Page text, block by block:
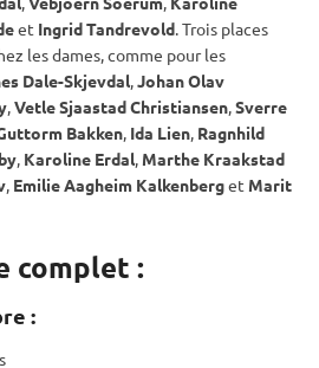
et Ingrid Tandrevold. Trois places
les dames, comme pour les
Dale-Skjevdal,Johan Olav
,Vetle Sjaastad Christiansen,Sverre
Bakken, Ida Lien, Ragnhild
, Karoline Erdal, Marthe Kraakstad
, Emilie Aagheim Kalkenberget Marit
complet :
: